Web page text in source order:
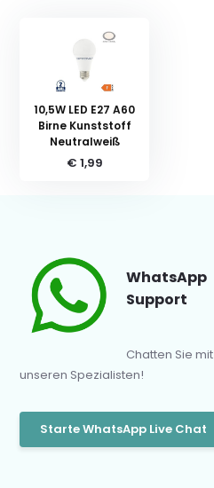
10,5W LED E27 A60
Birne Kunststoff
Neutralweiß
€ 1,99
WhatsApp
Support
Chatten Sie mit
unseren Spezialisten!
Starte WhatsApp Live Chat